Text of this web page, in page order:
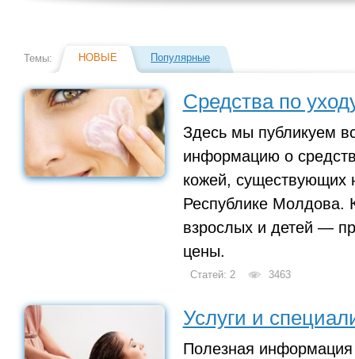
Темы: НОВЫЕ Популярные
Средства по
Здесь мы публикуем
информацию о
кожей, существующих
Республике Молдова.
взрослых и детей —
цены.
Статей: 2 3463
Услуги и
Полезная информация